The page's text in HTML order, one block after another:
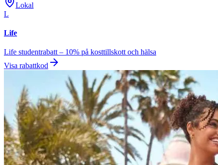
Lokal
L
Life
Life studentrabatt – 10% på kosttillskott och hälsa
Visa rabattkod